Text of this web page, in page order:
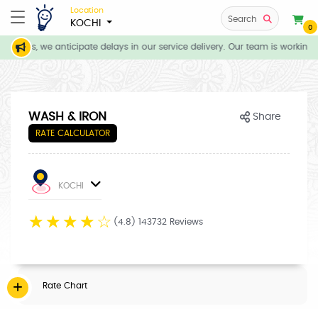
Location
KOCHI Search
0
we anticipate delays in our service delivery. Our team is
WASH & IRON
RATE CALCULATOR
Share
KOCHI
☆ ☆ ☆ ☆ ☆ (4.8) 143732 Reviews
Rate Chart